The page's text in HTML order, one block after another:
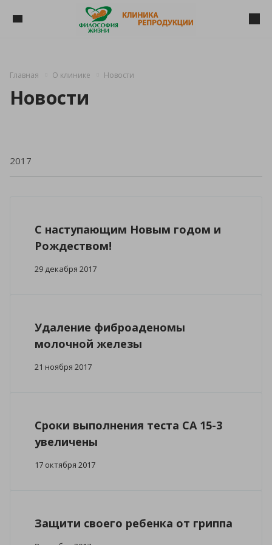
Главная О клинике Новости
Новости
C наступающим Новым годом и
Рождеством!
29 декабря 2017
Удаление фиброаденомы
молочной железы
21 ноября 2017
Сроки выполнения теста СА 15-3
увеличены
17 октября 2017
Защити своего ребенка от гриппа